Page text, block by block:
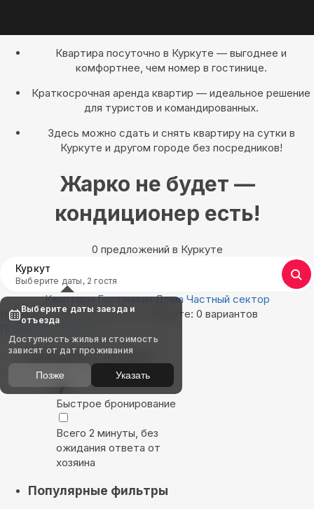
Квартира посуточно в Куркуте — выгоднее и
комфортнее, чем номер в гостинице.
Краткосрочная аренда квартир — идеальное решение
для туристов и командированных.
Здесь можно сдать и снять квартиру на сутки в
Куркуте и другом городе без посредников!
Жарко не будет —
кондиционер есть!
0 предложений в Куркуте
Куркут
Выберите даты, 2 гостя
Квартиры Гостиницы Дома Частный сектор
Найдём, где остановиться в Куркуте: 0 вариантов
Показать на карте
Выбирайте лучшее
Быстрое бронирование
Всего 2 минуты, без
ожидания ответа от
хозяина
Популярные фильтры
Выберите даты заезда и
отъезда
Доступность жилья и стоимость
зависят от дат проживания
Позже Указать